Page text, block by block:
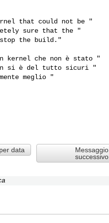
that could not be "
sure that the "
the build."
kernel che non è stato "
si è del tutto sicuri "
meglio "
data
Messaggio
successivo